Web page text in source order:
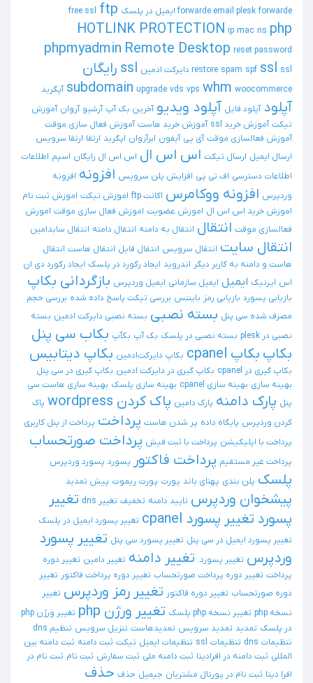
forwarde email plesk forwarde ایمیل در پلسک free ssl ftp
HOTLINK PROTECTION ip mac ns php
phpmyadmin Remote Desktop reset password
restore spam spf ssl ssl دایرکت ادمین
ssl رایگان
subdomain upgrade vds vps whm woocommerce آپگرید
آپلود آپلود فایل آپلود ویدیو آخرین بک آپ آرشیو آروان آموزش
تیکت آموزش خرید ssl آموزش خرید هاست آموزش فعال سازی موقت
آموزش فعالسازی موقت آی پی آیفون ابرآروان اپگرید ارتقا ارتقا سرویس
ارسال ایمیل ارسال تیکت اس اس ال اس اس ال رایگان اسپم اطلاعات
اطلاعات دسترسی اف تی پی افزایش پلن سرویس افزونه افزونه
وردپرس افزونه ووکامرس اکانت ftp اموزش تیکت اموزش ثبت نام
اموزش خرید اس اس ال اموزش عضویت اموزش فعال سازی موقت اموزش
فعالسازی موقت انتقال انتقال به دامنه انتقال دامنه انتقال سابدامین
انتقال سایت انتقال سرویس انتقال فایل انتقال هاست انتقال
هاست و دامنه به کاربر دیگر اندروید ایجاد رکورد در پلسک ایجاد رکورد دی ان
اس ایرنیک ایمیل ایمیل سازمانی ایمیل وردپرس بازگردانی بکاپ
بازیابی پسورد بازیابی رمز بایننس بررسی تیکت پاسخ داده شده بررسی حجم
مصرف شده سی پنل بسته نصبی بسته نصبی دایرکت ادمین بسته
نصبی در plesk
بسته نصبی در پلسک بک آپ بکآپ بکاب سی پنل
بکاپ بکاپ cpanel بکاپ دایرکت‌ادمین بکاپ دیتابیس
بکاپ گیری در cpanel بکاپ گیری در دایرکت ادمین بکاپ گیری در سی پنل
بهینه سازی بهینه سازی cpanel بهینه سازی پلسک بهینه سازی هاست سی
پنل پارک دامنه پارک دامین پاک کردن wordpress
پاک
کردن وردپرس پایگاه داده پر شدن هاست پرداخت پرداخت از پنل کاربری
پرداخت با اپلیکیشن پرداخت با ثبت فیش پرداخت صورتحساب
پرداخت غیر مستقیم پرداخت فاکتور پسورد پسورد وردپرس
پلسک پلن بندی پهنای باند پورت پورت ریموت پیش تمدید
پیشخوان وردپرس تایید دامنه تخفیف تغییر dns
تغییر
پسورد تغییر پسورد cpanel
تغییر پسورد ایمیل در پلسک
تغییر پسورد ایمیل در سی پنل تغییر پسورد سی پنل تغییر پسورد
وردپرس تغییر پسورد. تغییر دامنه تغییر دامین تغییر دوره
پرداخت تغییر دوره پرداخت صورتحساب تغییر دوره پرداخت فاکتور تغییر
دوره صورتحساب تغییر دوره فاکتور تغییر رمز وردپرس تغییر
نسخه php
تغییر نسخه php پلسک تغییر ورژن php
تغییر ورژن php
در پلسک تمدید تمدید سرویس تمدیدهاست تنزیل سرویس تنظیم dns
تنظیمات dns
تنظیمات ssl تنظیمات ایمیل تیکت ثبت دامنه ثبت دامنه بین
المللی ثبت دامنه در افرادیتا ثبت دامنه ملی ثبت سفارش ثبت نام ثبت نام در
افرا دیتا ثبت نام در پورتال مشتریان جیمیل حذف حذف